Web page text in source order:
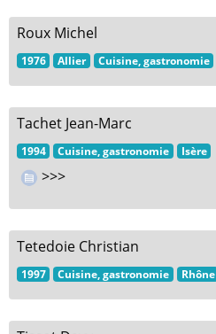
Roux Michel
1976 Allier Cuisine, gastronomie
Tachet Jean-Marc
1994 Cuisine, gastronomie Isère
>>>
Tetedoie Christian
1997 Cuisine, gastronomie Rhône